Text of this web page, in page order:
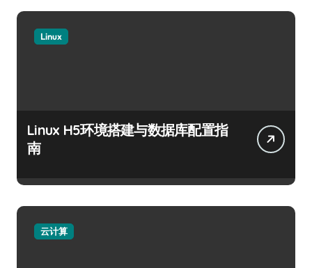
Linux
Linux H5环境搭建与数据库配置指
南
云计算